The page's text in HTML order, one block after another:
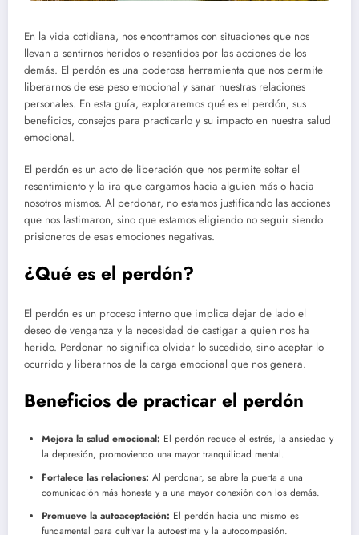
En la vida cotidiana, nos encontramos con situaciones que nos
llevan a sentirnos heridos o resentidos por las acciones de los
demás. El perdón es una poderosa herramienta que nos permite
liberarnos de ese peso emocional y sanar nuestras relaciones
personales. En esta guía, exploraremos qué es el perdón, sus
beneficios, consejos para practicarlo y su impacto en nuestra salud
emocional.
El perdón es un acto de liberación que nos permite soltar el
resentimiento y la ira que cargamos hacia alguien más o hacia
nosotros mismos. Al perdonar, no estamos justificando las acciones
que nos lastimaron, sino que estamos eligiendo no seguir siendo
prisioneros de esas emociones negativas.
¿Qué es el perdón?
El perdón es un proceso interno que implica dejar de lado el
deseo de venganza y la necesidad de castigar a quien nos ha
herido. Perdonar no significa olvidar lo sucedido, sino aceptar lo
ocurrido y liberarnos de la carga emocional que nos genera.
Beneficios de practicar el perdón
Mejora la salud emocional: El perdón reduce el estrés, la ansiedad y
la depresión, promoviendo una mayor tranquilidad mental.
Fortalece las relaciones: Al perdonar, se abre la puerta a una
comunicación más honesta y a una mayor conexión con los demás.
Promueve la autoaceptación: El perdón hacia uno mismo es
fundamental para cultivar la autoestima y la autocompasión.